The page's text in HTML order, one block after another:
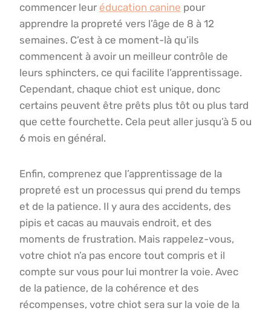
commencer leur éducation canine pour
apprendre la propreté vers l’âge de 8 à 12
semaines. C’est à ce moment-là qu’ils
commencent à avoir un meilleur contrôle de
leurs sphincters, ce qui facilite l’apprentissage.
Cependant, chaque chiot est unique, donc
certains peuvent être prêts plus tôt ou plus tard
que cette fourchette. Cela peut aller jusqu’à 5 ou
6 mois en général.
Enfin, comprenez que l’apprentissage de la
propreté est un processus qui prend du temps
et de la patience. Il y aura des accidents, des
pipis et cacas au mauvais endroit, et des
moments de frustration. Mais rappelez-vous,
votre chiot n’a pas encore tout compris et il
compte sur vous pour lui montrer la voie. Avec
de la patience, de la cohérence et des
récompenses, votre chiot sera sur la voie de la